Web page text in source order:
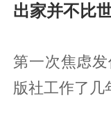
出家并不比
第一次焦虑
版社工作了几